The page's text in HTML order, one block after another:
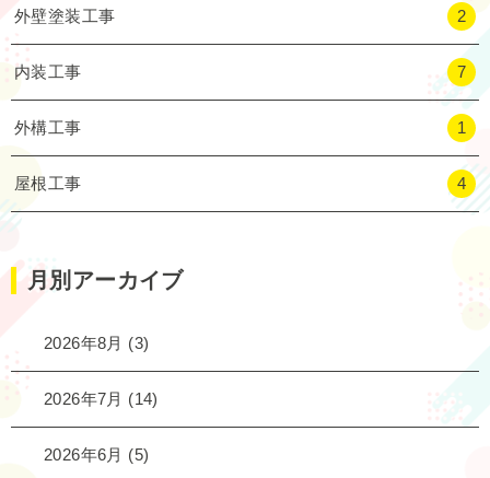
外壁塗装工事 2
内装工事 7
外構工事 1
屋根工事 4
月別アーカイブ
2026年8月 (3)
2026年7月 (14)
2026年6月 (5)